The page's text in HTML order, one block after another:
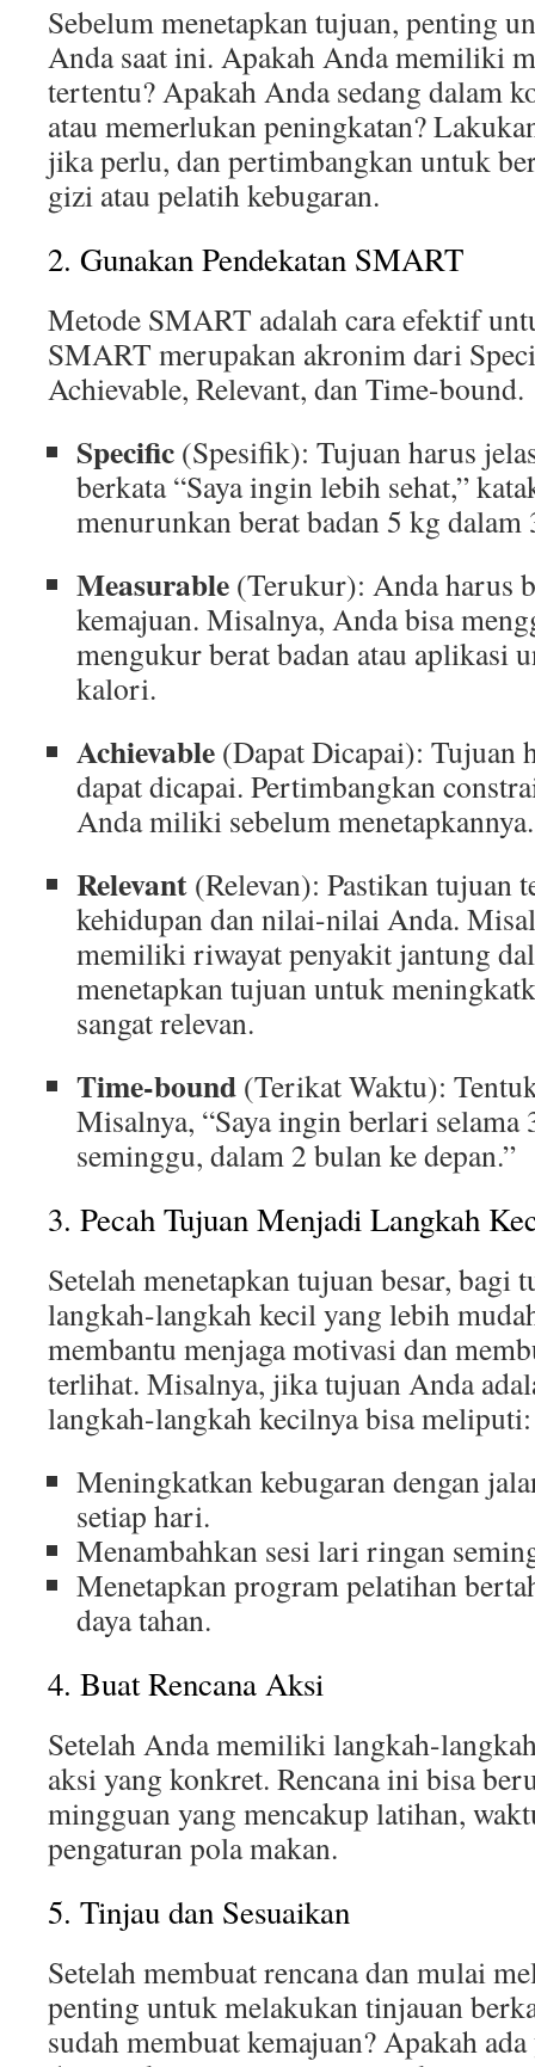
Sebelum menetapkan tujuan, penting
Anda saat ini. Apakah Anda memiliki
tertentu? Apakah Anda sedang dalam
atau memerlukan peningkatan?
jika perlu, dan pertimbangkan untuk
gizi atau pelatih kebugaran.
2. Gunakan Pendekatan SMART
Metode SMART adalah cara efektif
SMART merupakan akronim dari
Achievable, Relevant, dan Time-bound.
Specific (Spesifik): Tujuan harus
berkata “Saya ingin lebih sehat,”
menurunkan berat badan 5 kg dalam
Measurable (Terukur): Anda harus
kemajuan. Misalnya, Anda bisa
mengukur berat badan atau aplikasi
kalori.
Achievable (Dapat Dicapai): Tujuan
dapat dicapai. Pertimbangkan
Anda miliki sebelum menetapkannya.
Relevant (Relevan): Pastikan tujuan
kehidupan dan nilai-nilai Anda.
memiliki riwayat penyakit jantung
menetapkan tujuan untuk
sangat relevan.
Time-bound (Terikat Waktu):
Misalnya, “Saya ingin berlari
seminggu, dalam 2 bulan ke depan.”
3. Pecah Tujuan Menjadi Langkah
Setelah menetapkan tujuan besar, bagi
langkah-langkah kecil yang lebih
membantu menjaga motivasi dan
terlihat. Misalnya, jika tujuan Anda
langkah-langkah kecilnya bisa meliputi:
Meningkatkan kebugaran dengan
setiap hari.
Menambahkan sesi lari ringan
Menetapkan program pelatihan
daya tahan.
4. Buat Rencana Aksi
Setelah Anda memiliki langkah-
aksi yang konkret. Rencana ini bisa
mingguan yang mencakup latihan,
pengaturan pola makan.
5. Tinjau dan Sesuaikan
Setelah membuat rencana dan mulai
penting untuk melakukan tinjauan
sudah membuat kemajuan? Apakah